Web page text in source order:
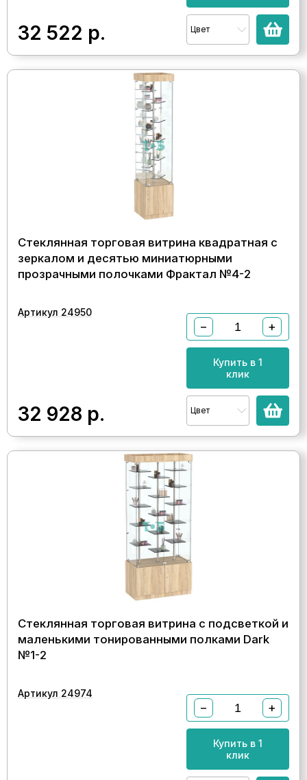
32 522 р. Цвет
Стеклянная торговая витрина квадратная с
зеркалом и десятью миниатюрными
прозрачными полочками Фрактал №4-2
Артикул 24950
32 928 р.
− +
Купить в 1
клик
Цвет
Стеклянная торговая витрина с подсветкой и
маленькими тонированными полками Dark
№1-2
Артикул 24974
− +
Купить в 1
клик